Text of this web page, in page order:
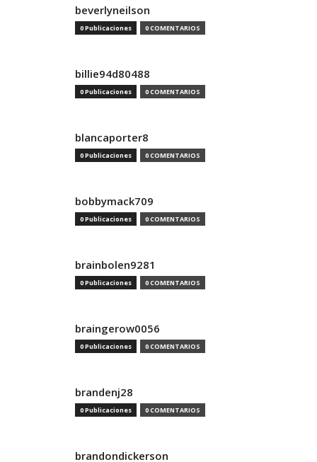
beverlyneilson
0 Publicaciones 0 COMENTARIOS
billie94d80488
0 Publicaciones 0 COMENTARIOS
blancaporter8
0 Publicaciones 0 COMENTARIOS
bobbymack709
0 Publicaciones 0 COMENTARIOS
brainbolen9281
0 Publicaciones 0 COMENTARIOS
braingerow0056
0 Publicaciones 0 COMENTARIOS
brandenj28
0 Publicaciones 0 COMENTARIOS
brandondickerson